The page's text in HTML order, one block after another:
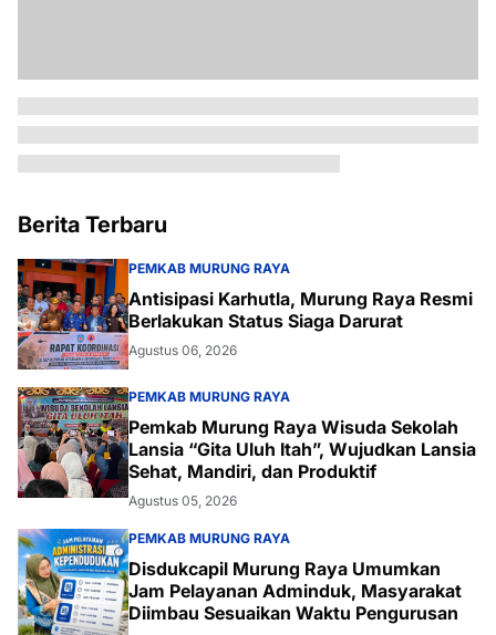
Berita Terbaru
PEMKAB MURUNG RAYA
Antisipasi Karhutla, Murung Raya Resmi
Berlakukan Status Siaga Darurat
Agustus 06, 2026
PEMKAB MURUNG RAYA
Pemkab Murung Raya Wisuda Sekolah
Lansia “Gita Uluh Itah”, Wujudkan Lansia
Sehat, Mandiri, dan Produktif
Agustus 05, 2026
PEMKAB MURUNG RAYA
Disdukcapil Murung Raya Umumkan
Jam Pelayanan Adminduk, Masyarakat
Diimbau Sesuaikan Waktu Pengurusan